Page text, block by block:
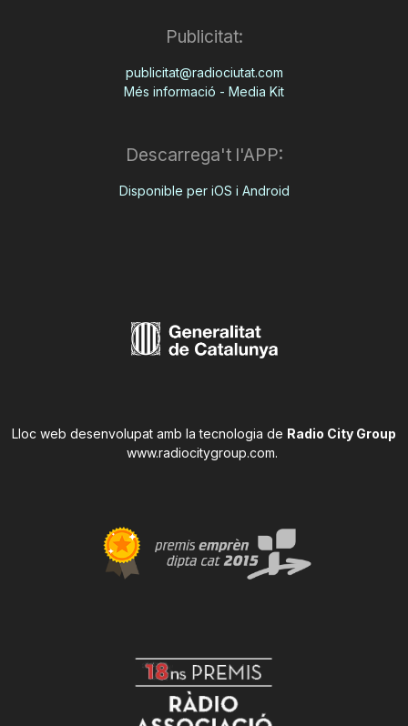
Publicitat:
publicitat@radiociutat.com
Més informació - Media Kit
Descarrega't l'APP:
Disponible per iOS i Android
Lloc web desenvolupat amb la tecnologia de Radio City Group
www.radiocitygroup.com.